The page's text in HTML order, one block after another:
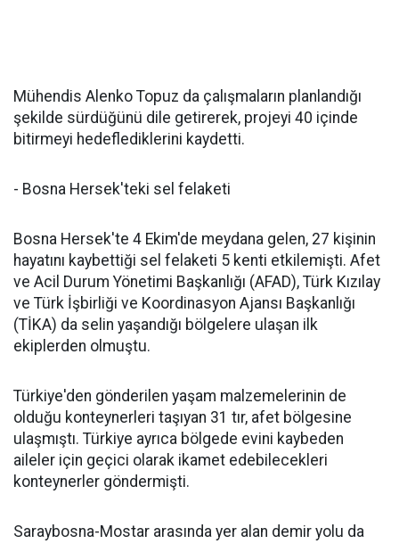
Mühendis Alenko Topuz da çalışmaların planlandığı
şekilde sürdüğünü dile getirerek, projeyi 40 içinde
bitirmeyi hedeflediklerini kaydetti.
- Bosna Hersek'teki sel felaketi
Bosna Hersek'te 4 Ekim'de meydana gelen, 27 kişinin
hayatını kaybettiği sel felaketi 5 kenti etkilemişti. Afet
ve Acil Durum Yönetimi Başkanlığı (AFAD), Türk Kızılay
ve Türk İşbirliği ve Koordinasyon Ajansı Başkanlığı
(TİKA) da selin yaşandığı bölgelere ulaşan ilk
ekiplerden olmuştu.
Türkiye'den gönderilen yaşam malzemelerinin de
olduğu konteynerleri taşıyan 31 tır, afet bölgesine
ulaşmıştı. Türkiye ayrıca bölgede evini kaybeden
aileler için geçici olarak ikamet edebilecekleri
konteynerler göndermişti.
Saraybosna-Mostar arasında yer alan demir yolu da